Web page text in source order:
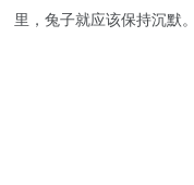
里，兔子就应该保持沉默。